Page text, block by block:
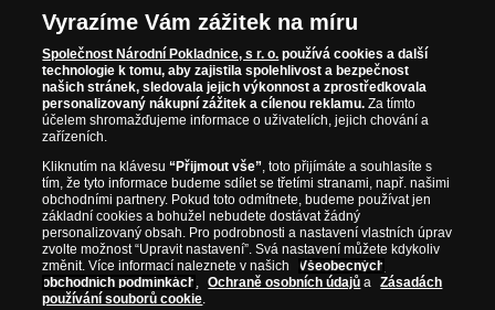
Vyrazíme Vám zážitek na míru
Společnost Národní Pokladnice, s r. o. používá cookies a další
technologie k tomu, aby zajistila spolehlivost a bezpečnost
našich stránek, sledovala jejich výkonnost a zprostředkovala
personalizovaný nákupní zážitek a cílenou reklamu. Za tímto
účelem shromažďujeme informace o uživatelích, jejich chování a
zařízeních.
Kliknutím na klávesu“Přijmout vše”, toto přijímáte a souhlasíte s
tím, že tyto informace budeme sdílet se třetími stranami, např. našimi
obchodními partnery. Pokud toto odmítnete, budeme používat jen
základní cookies a bohužel nebudete dostávat žádný
personalizovaný obsah. Pro podrobnosti a nastavení vlastních úprav
zvolte možnost “Upravit nastavení”. Svá nastavení můžete kdykoliv
změnit. Více informací naleznete v našich
Všeobecných
obchodních podmínkách , Ochraně osobních údajů a
Zásadách
používání souborů cookie.